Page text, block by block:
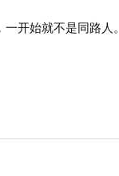
开始就不是同路人。